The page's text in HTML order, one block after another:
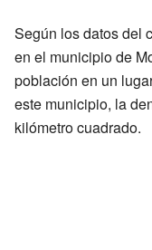
Según los datos del
en el municipio de
población en un
este municipio, la
kilómetro cuadrado.